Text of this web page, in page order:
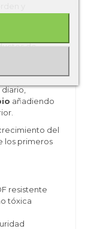
y
push
de
diario,
añadiendo
del
los primeros
resistente
tóxica